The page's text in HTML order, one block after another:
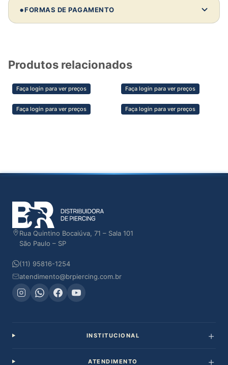
Comprando 10 unidades deste modelo:
Investimento:—
Clientes não compram só pelo preço —
compram pela confiança, estética e segurança
do material. Valorize isso na sua venda e
•FORMAS DE PAGAMENTO
Produtos relacionados
Faça login para ver preços Faça login para ver preços
Faça login para ver preços Faça login para ver preços
Rua Quintino Bocaiúva, 71 – Sala 101
São Paulo – SP
(11) 95816-1254
atendimento@brpiercing.com.br
INSTITUCIONAL
ATENDIMENTO